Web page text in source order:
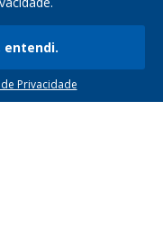
Rápida
entendi.
Privacidade